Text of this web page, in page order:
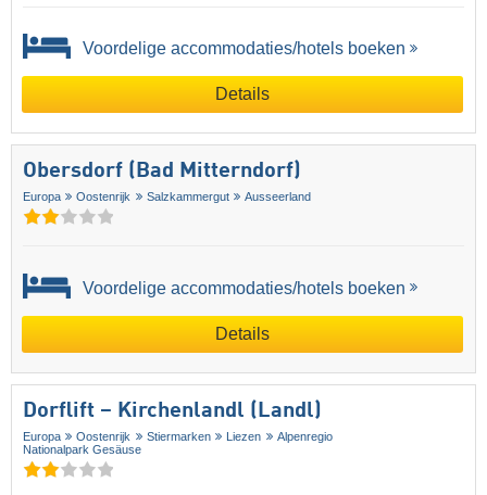
Voordelige accommodaties/hotels boeken
Details
Obersdorf (Bad Mitterndorf)
Europa Oostenrijk Salzkammergut Ausseerland
Voordelige accommodaties/hotels boeken
Details
Dorflift – Kirchenlandl (Landl)
Europa Oostenrijk Stiermarken Liezen
Alpenregio
Nationalpark Gesäuse